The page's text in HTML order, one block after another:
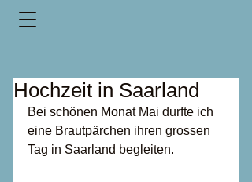
Hochzeit in Saarland
Bei schönen Monat Mai durfte ich
eine Brautpärchen ihren grossen
Tag in Saarland begleiten.